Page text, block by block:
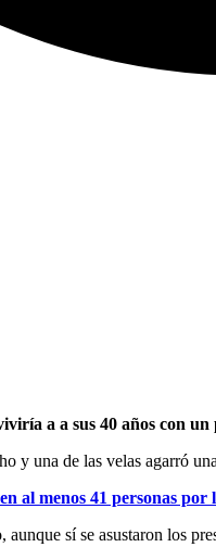
a a sus 40 años con
y una de las velas agarró
al menos 41 personas por
sí se asustaron los